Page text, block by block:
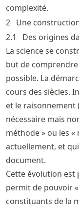
complexité.
2 Une
2.1
Des origines
La science se
but de
possible. La
cours des siècles.
et le raisonnement
nécessaire mais
méthode » ou les
actuellement, et
document.
Cette évolution est
permit de pouvoir
constituants de la